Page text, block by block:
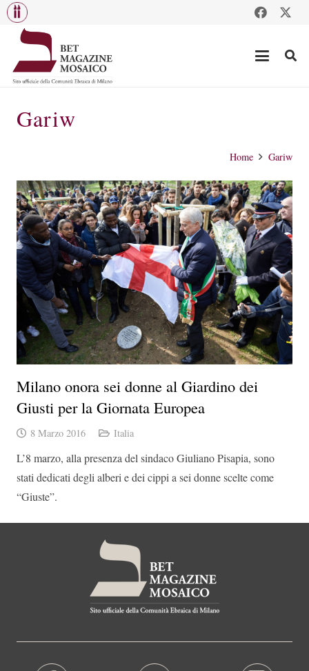
Gariw
Home Gariw
Milano onora sei donne al Giardino dei
Giusti per la Giornata Europea
8 Marzo 2016 Italia
L’8 marzo, alla presenza del sindaco Giuliano Pisapia, sono
stati dedicati degli alberi e dei cippi a sei donne scelte come
“Giuste”.